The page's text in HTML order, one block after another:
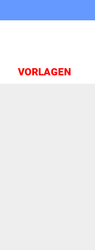
VORLAGEN